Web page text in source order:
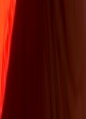
ΕΤΑΙΡΕΙΑ
Σχετικά με εμάς
πράκτορας
ΥΠΟΣΤΗΡΙΞΗ
Πολιτική απορρήτου